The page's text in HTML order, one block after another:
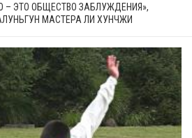
– ЭТО ОБЩЕСТВО ЗАБЛУЖДЕНИЯ»,
МАСТЕРА ЛИ ХУНЧЖИ